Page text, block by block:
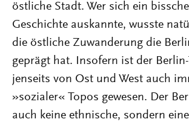
östliche Stadt. Wer sich ein
Geschichte auskannte, wusste
die östliche Zuwanderung die
geprägt hat. Insofern ist der
jenseits von Ost und West auch
»sozialer« Topos gewesen. Der
auch keine ethnische, sondern